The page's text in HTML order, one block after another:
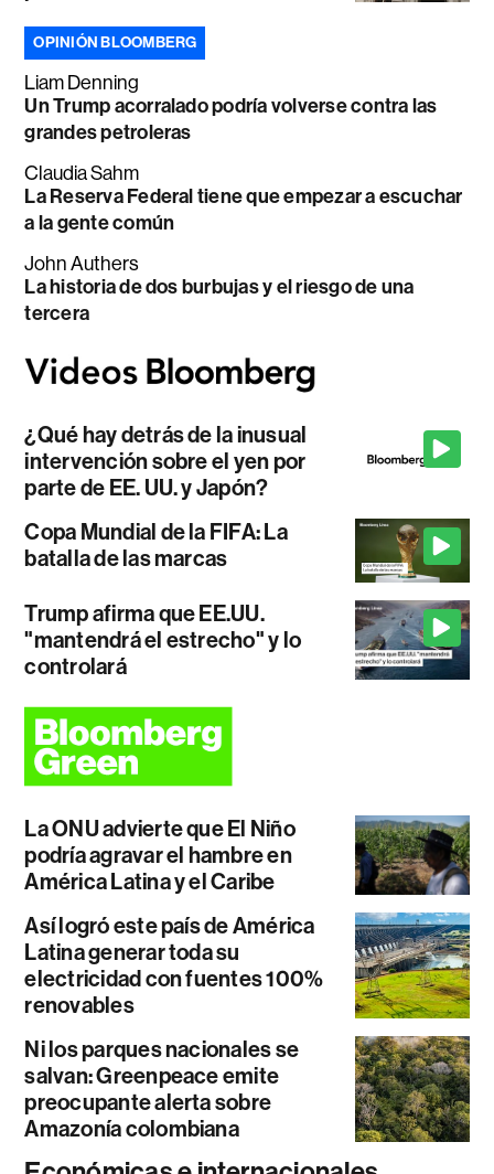
OPINIÓN BLOOMBERG
Liam Denning
Un Trump acorralado podría volverse contra las
grandes petroleras
Claudia Sahm
La Reserva Federal tiene que empezar a escuchar
a la gente común
John Authers
La historia de dos burbujas y el riesgo de una
tercera
¿Qué hay detrás de la inusual
intervención sobre el yen por
parte de EE. UU. y Japón?
Copa Mundial de la FIFA: La
batalla de las marcas
Trump afirma que EE.UU.
"mantendrá el estrecho" y lo
controlará
La ONU advierte que El Niño
podría agravar el hambre en
América Latina y el Caribe
Así logró este país de América
Latina generar toda su
electricidad con fuentes 100%
renovables
Ni los parques nacionales se
salvan: Greenpeace emite
preocupante alerta sobre
Amazonía colombiana